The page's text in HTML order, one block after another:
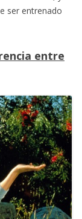
ser entrenado
entre